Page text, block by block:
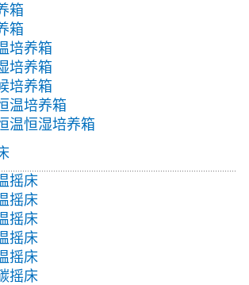
箱
箱
培养箱
培养箱
培养箱
温培养箱
温恒湿培养箱
摇床
摇床
摇床
摇床
摇床
摇床